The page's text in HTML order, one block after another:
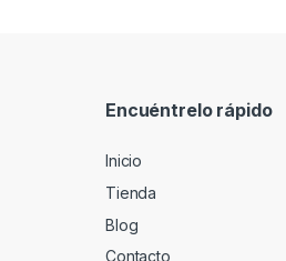
Encuéntrelo rápido
Inicio
Tienda
Blog
Contacto